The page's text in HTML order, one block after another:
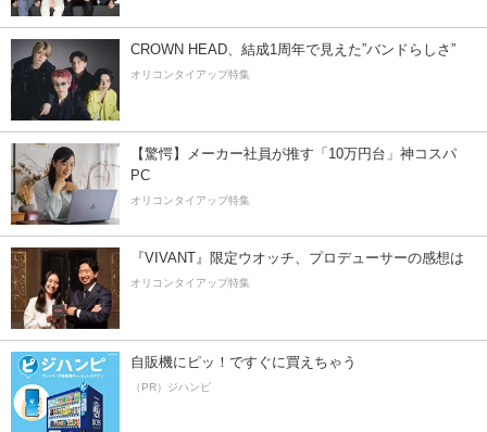
CROWN HEAD、結成1周年で見えた”バンドらしさ”
オリコンタイアップ特集
【驚愕】メーカー社員が推す「10万円台」神コスパ
PC
オリコンタイアップ特集
『VIVANT』限定ウオッチ、プロデューサーの感想は
オリコンタイアップ特集
自販機にピッ！ですぐに買えちゃう
（PR）ジハンピ